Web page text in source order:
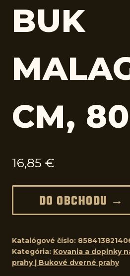
BUK
CM,
16,85 €
DO OBCHODU →
Katalógové číslo:
Kategória: Kovania a doplnky
prahy | Bukové dverné prahy